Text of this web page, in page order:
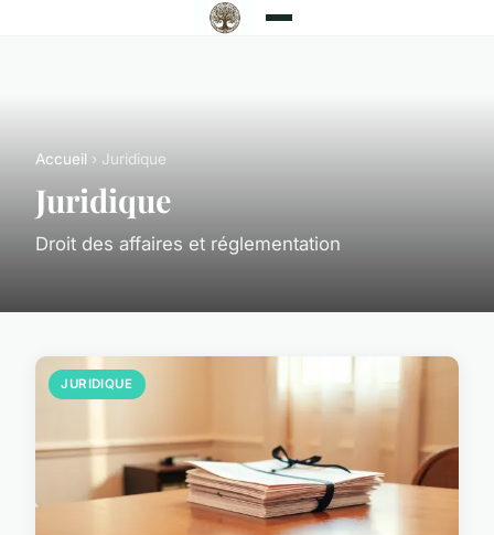
Accueil › Juridique
Juridique
Droit des affaires et réglementation
JURIDIQUE